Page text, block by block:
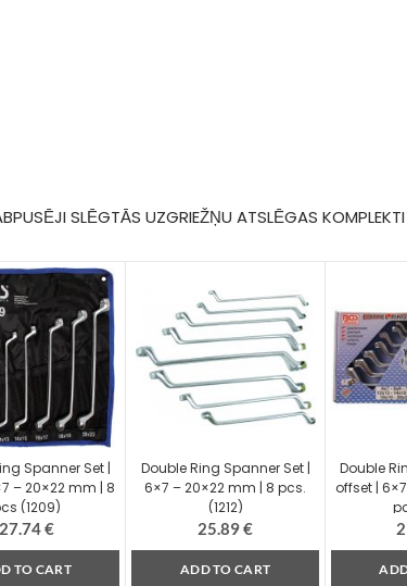
SLĒGTĀS UZGRIEŽŅU ATSLĒGAS KOMPLEKTI
Spanner Set |
– 20×22 mm | 8
(1209)
27.74€
TO CART
Double Ring Spanner Set |
6×7 – 20×22 mm | 8 pcs.
(1212)
25.89€
ADD TO CART
Double
offset |